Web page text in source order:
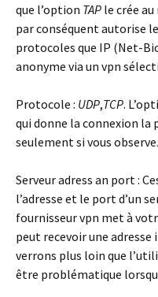
que l’option TAP le crée
par conséquent autorise
protocoles que IP (Net-
anonyme via un vpn
Protocole : UDP,TCP.
qui donne la connexion la
seulement si vous
Serveur adress an port :
l’adresse et le port d’un
fournisseur vpn met à
peut recevoir une adresse
verrons plus loin que
être problématique